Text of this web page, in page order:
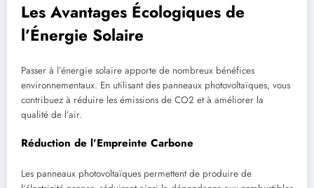
Les Avantages Écologiques de
l’Énergie Solaire
Passer à l’énergie solaire apporte de nombreux bénéfices
environnementaux. En utilisant des panneaux photovoltaïques, vous
contribuez à réduire les émissions de CO2 et à améliorer la
qualité de l’air.
Réduction de l’Empreinte Carbone
Les panneaux photovoltaïques permettent de produire de